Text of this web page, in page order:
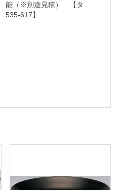
能（※別途見積） 【タ
535-617】